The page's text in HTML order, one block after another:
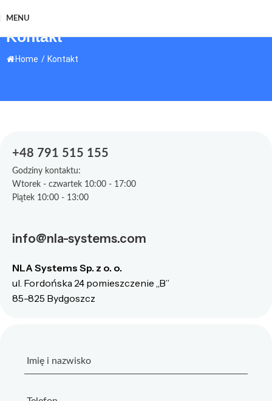
MENU
Kontakt
Home / Kontakt
+48 791 515 155
Godziny kontaktu:
Wtorek - czwartek 10:00 - 17:00
Piątek 10:00 - 13:00
info@nla-systems.com
NLA Systems Sp. z o. o.
ul. Fordońska 24 pomieszczenie „B”
85-825 Bydgoszcz